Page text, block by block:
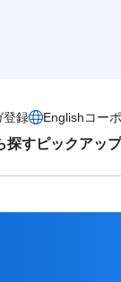
探すピックアップ
登録 Englishコー